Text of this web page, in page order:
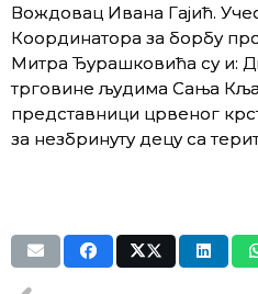
Вождовац Ивана Гајић.
Координатора за борбу
Митра Ђурашковића су и:
трговине људима Сања
представници црвеног
за незбринуту децу са